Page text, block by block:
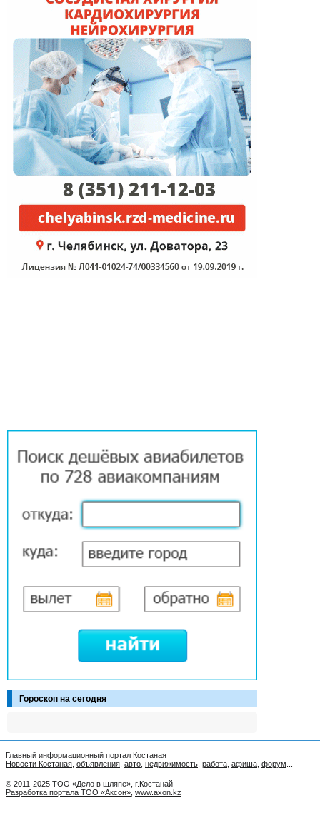
Гороскоп на сегодня
Главный информационный портал Костаная
Новости Костаная объявления авто недвижимость работа афиша форум
© 2011-2025 ТОО «Дело в шляпе», г.Костанай
Разработка портала ТОО «Аксон» www.axon.kz